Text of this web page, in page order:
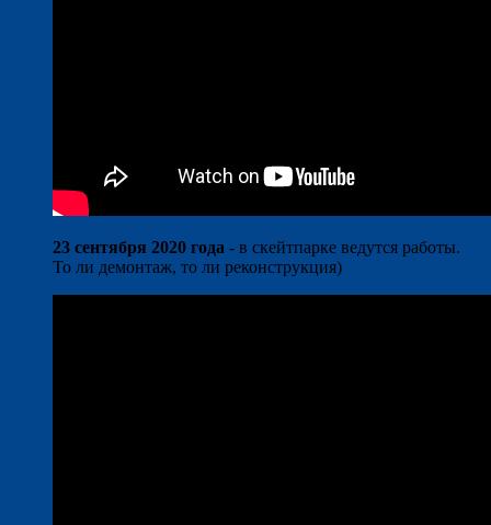
23 сентября 2020 года - в скейтпарке ведутся работы.
То ли демонтаж, то ли реконструкция)